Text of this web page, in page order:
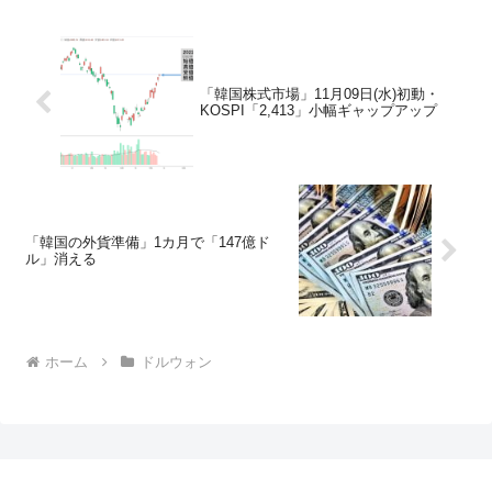
「韓国株式市場」11月09日(水)初動・
KOSPI「2,413」小幅ギャップアップ
「韓国の外貨準備」1カ月で「147億ド
ル」消える
ホーム ドルウォン